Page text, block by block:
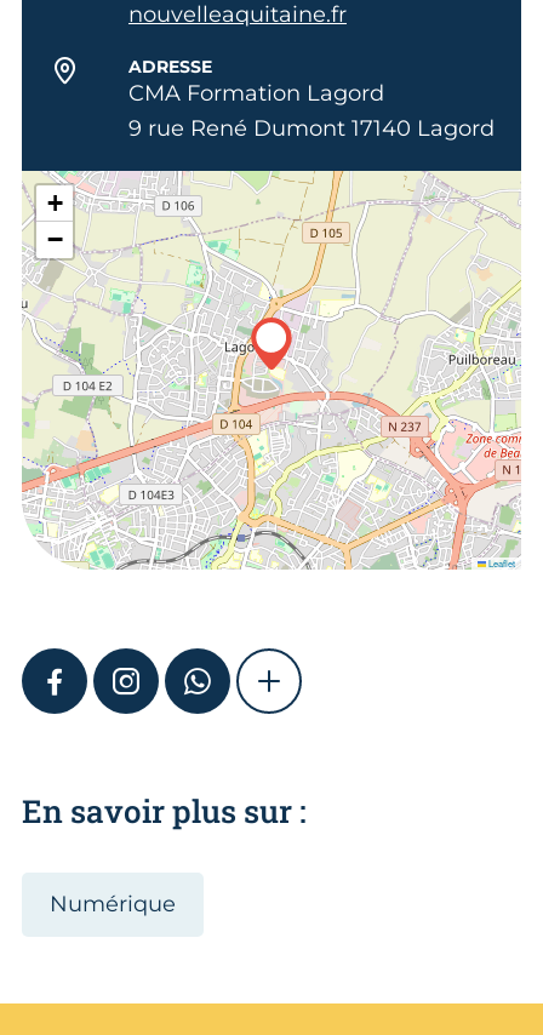
nouvelleaquitaine.fr
ADRESSE
CMA Formation Lagord
9 rue René Dumont 17140 Lagord
+
−
Leaflet
FACEBOOKINSTAGRAMWHATSAPPSHOW MORE
En savoir plus sur :
Numérique